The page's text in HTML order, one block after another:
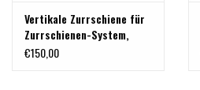
Vertikale Zurrschiene für
Zurrschienen-System,
seitlich, für T5-T6.1
€150,00